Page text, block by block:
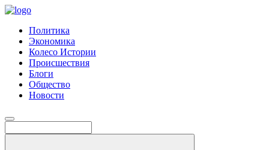
Политика
Экономика
Колесо Истории
Происшествия
Блоги
Общество
Новости